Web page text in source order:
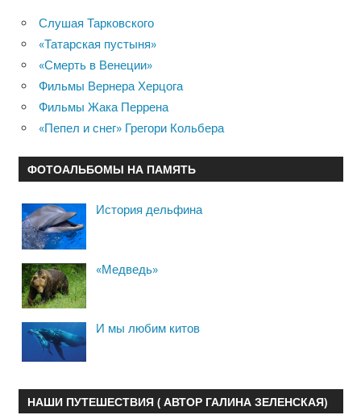
Слушая Тарковского
«Татарская пустыня»
«Смерть в Венеции»
Фильмы Вернера Херцога
Фильмы Жака Перрена
«Пепел и снег» Грегори Кольбера
ФОТОАЛЬБОМЫ НА ПАМЯТЬ
История дельфина
«Медведь»
И мы любим китов
НАШИ ПУТЕШЕСТВИЯ ( АВТОР ГАЛИНА ЗЕЛЕНСКАЯ)